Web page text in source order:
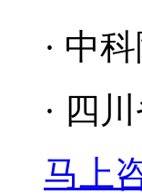
· 中
· 四
马上